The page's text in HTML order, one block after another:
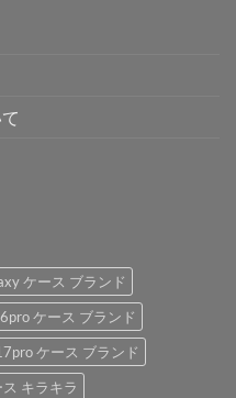
ケース ブランド
ケース ブランド
ケース ブランド
キラキラ